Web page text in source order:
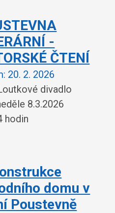
-
ČTENÍ
20. 2. 2026
divadlo
8.3.2026
hodin
domu v
Poustevně